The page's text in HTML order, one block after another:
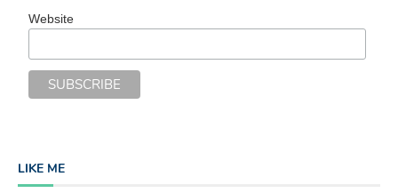
Website
LIKE ME